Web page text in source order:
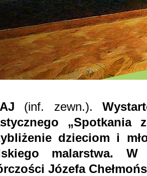
(inf. zewn.).
„Spotkania
dzieciom i
malarstwa.
Józefa